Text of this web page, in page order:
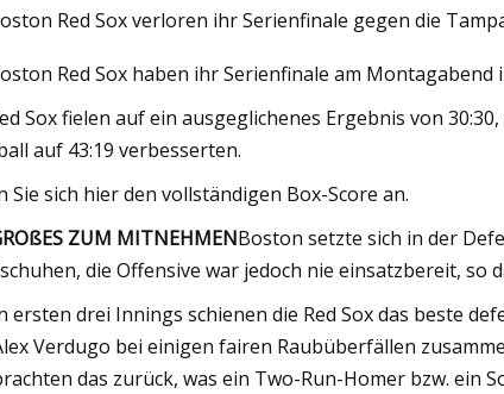
Mar 06, 2023
mit Klumpenbrechereinheiten
Red Sox verloren ihr Serienfinale gegen die
Red Sox haben ihr Serienfinale am Montagabend
Sox fielen auf ein ausgeglichenes Ergebnis von
auf 43:19 verbesserten.
Sie sich hier den vollständigen Box-Score an.
ZUM MITNEHMENBoston setzte sich in der
die Offensive war jedoch nie einsatzbereit,
ersten drei Innings schienen die Red Sox das beste
Verdugo bei einigen fairen Raubüberfällen
das zurück, was ein Two-Run-Homer bzw. ein